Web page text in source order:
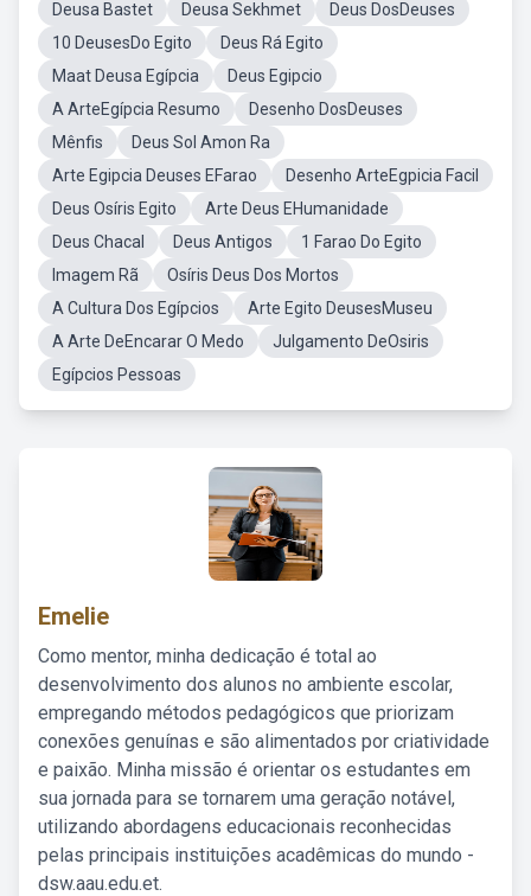
Deusa Bastet Deusa Sekhmet
Deus DosDeuses
10 DeusesDo Egito
Deus Rá Egito
Maat Deusa Egípcia
Deus Egipcio
A ArteEgípcia Resumo
Desenho DosDeuses
Mênfis
Deus Sol Amon Ra
Arte Egipcia Deuses EFarao
Desenho ArteEgpicia Facil
Deus Osíris Egito
Arte Deus EHumanidade
Deus Chacal
Deus Antigos
1 Farao Do Egito
Imagem Rã
Osíris Deus Dos Mortos
A Cultura Dos Egípcios
Arte Egito DeusesMuseu
A Arte DeEncarar O Medo
Julgamento DeOsiris
Egípcios Pessoas
Emelie
Como mentor, minha dedicação é total ao
desenvolvimento dos alunos no ambiente escolar,
empregando métodos pedagógicos que priorizam
conexões genuínas e são alimentados por criatividade
e paixão. Minha missão é orientar os estudantes em
sua jornada para se tornarem uma geração notável,
utilizando abordagens educacionais reconhecidas
pelas principais instituições acadêmicas do mundo -
dsw.aau.edu.et.